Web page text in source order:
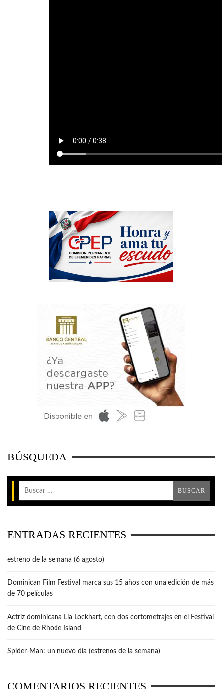
BÚSQUEDA
ENTRADAS RECIENTES
estreno de la semana (6 agosto)
Dominican Film Festival marca sus 15 años con una edición de más
de 70 películas
Actriz dominicana Lía Lockhart, con dos cortometrajes en el Festival
de Cine de Rhode Island
Spider-Man: un nuevo día (estrenos de la semana)
COMENTARIOS RECIENTES